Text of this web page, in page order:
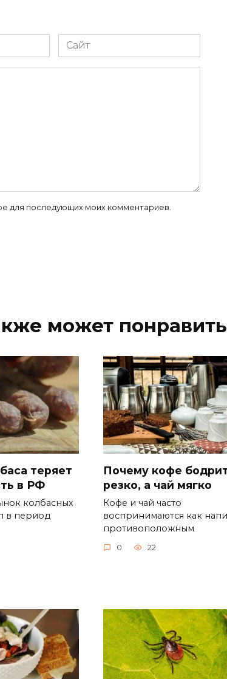
Сайт
для последующих моих комментариев.
может
теряет
в РФ
колбасных
в период
Почему кофе
резко, а чай мягко
Кофе и чай часто
воспринимаются как
противоположным
0 22